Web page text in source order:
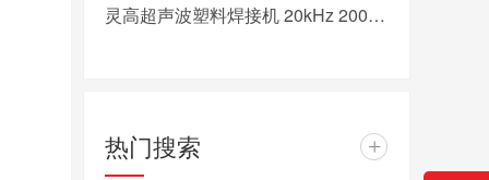
灵高超声波塑料焊接机 20kHz 2000/3000W K3000 Pro
热门搜索 +